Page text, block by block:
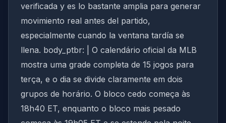
verificada y es lo bastante amplia para generar
movimiento real antes del partido,
especialmente cuando la ventana tardía se
llena. body_ptbr: | O calendário oficial da MLB
mostra uma grade completa de 15 jogos para
terça, e o dia se divide claramente em dois
grupos de horário. O bloco cedo começa às
18h40 ET, enquanto o bloco mais pesado